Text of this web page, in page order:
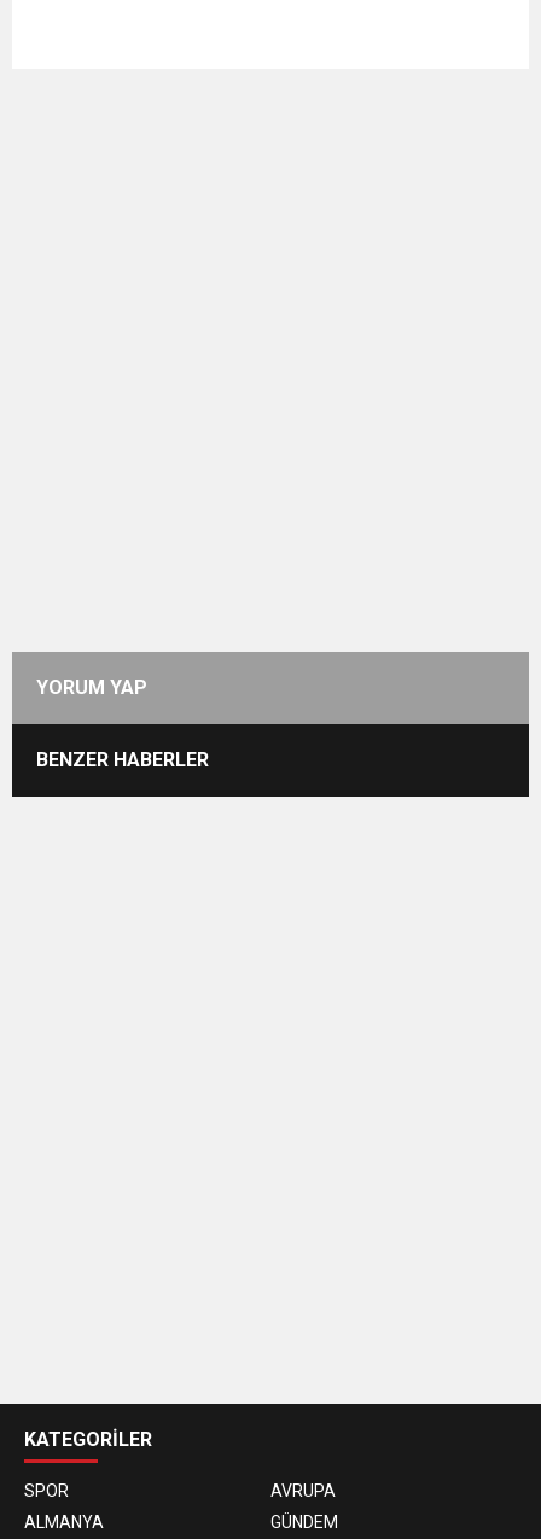
YORUM YAP
BENZER HABERLER
siteleri
KATEGORİLER
SPOR
AVRUPA
ALMANYA
GÜNDEM